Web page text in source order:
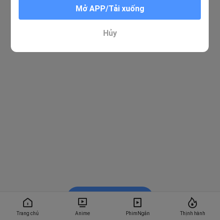
Trang chủ Anime PhimNgắn Thịnh hành
Xem trong BiliBili
Mở APP/Tải xuống
Hủy